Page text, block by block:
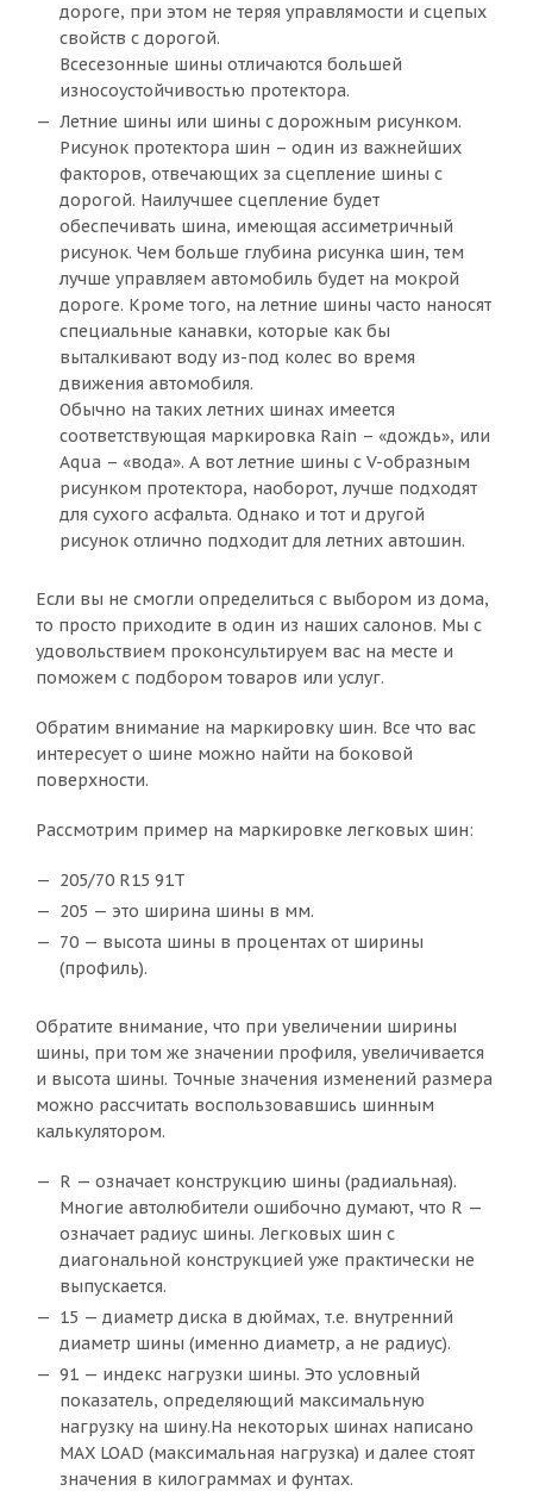
дороге, при этом не теряя управлямости и сцепых
свойств с дорогой.
Всесезонные шины отличаются большей
износоустойчивостью протектора.
Летние шины или шины с дорожным рисунком.
Рисунок протектора шин – один из важнейших
факторов, отвечающих за сцепление шины с
дорогой. Наилучшее сцепление будет
обеспечивать шина, имеющая ассиметричный
рисунок. Чем больше глубина рисунка шин, тем
лучше управляем автомобиль будет на мокрой
дороге. Кроме того, на летние шины часто наносят
специальные канавки, которые как бы
выталкивают воду из-под колес во время
движения автомобиля.
Обычно на таких летних шинах имеется
соответствующая маркировка Rain – «дождь», или
Aqua – «вода». А вот летние шины с V-образным
рисунком протектора, наоборот, лучше подходят
для сухого асфальта. Однако и тот и другой
рисунок отлично подходит для летних автошин.
Если вы не смогли определиться с выбором из дома,
то просто приходите в один из наших салонов. Мы с
удовольствием проконсультируем вас на месте и
поможем с подбором товаров или услуг.
Обратим внимание на маркировку шин. Все что вас
интересует о шине можно найти на боковой
поверхности.
Рассмотрим пример на маркировке легковых шин:
205/70 R15 91T
205 — это ширина шины в мм.
70 — высота шины в процентах от ширины
(профиль).
Обратите внимание, что при увеличении ширины
шины, при том же значении профиля, увеличивается
и высота шины. Точные значения изменений размера
можно рассчитать воспользовавшись шинным
калькулятором.
R — означает конструкцию шины (радиальная).
Многие автолюбители ошибочно думают, что R —
означает радиус шины. Легковых шин с
диагональной конструкцией уже практически не
выпускается.
15 — диаметр диска в дюймах, т.е. внутренний
диаметр шины (именно диаметр, а не радиус).
91 — индекс нагрузки шины. Это условный
показатель, определяющий максимальную
нагрузку на шину.На некоторых шинах написано
MAX LOAD (максимальная нагрузка) и далее стоят
значения в килограммах и фунтах.